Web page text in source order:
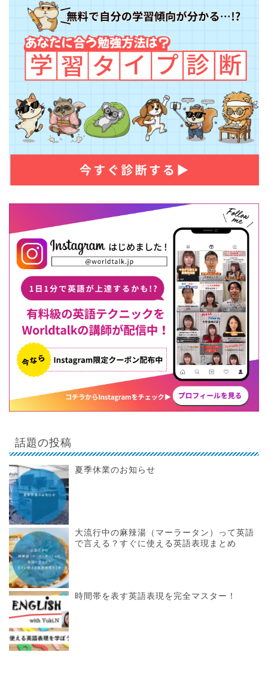
話題の投稿
夏季休業のお知らせ
大流行中の麻辣湯（マーラータン）って英語
で言える？すぐに使える英語表現まとめ
時間帯を表す英語表現を完全マスター！